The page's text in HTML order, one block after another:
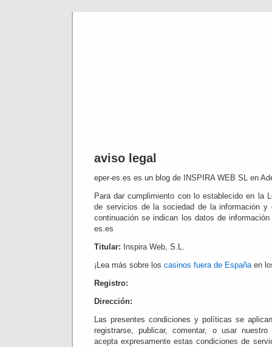
aviso legal
eper-es.es es un blog de INSPIRA WEB SL en
Para dar cumplimiento con lo establecido en la
de servicios de la sociedad de la información y
continuación se indican los datos de
es.es
Titular: Inspira Web, S.L.
¡Lea más sobre los casinos fuera de Españaen
Registro:
Dirección:
Las presentes condiciones y políticas se
registrarse, publicar, comentar, o usar
acepta expresamente estas condiciones de